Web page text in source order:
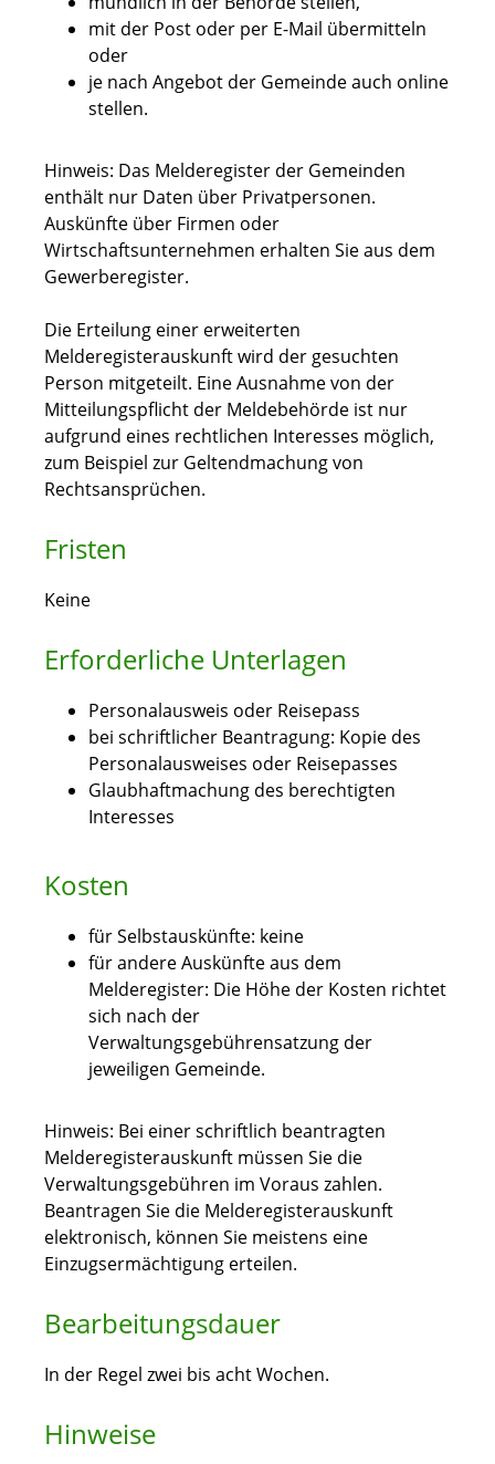
mit der Post oder per E-Mail übermitteln
oder
je nach Angebot der Gemeinde auch online
stellen.
Hinweis: Das Melderegister der Gemeinden
enthält nur Daten über Privatpersonen.
Auskünfte über Firmen oder
Wirtschaftsunternehmen erhalten Sie aus dem
Gewerberegister.
Die Erteilung einer erweiterten
Melderegisterauskunft wird der gesuchten
Person mitgeteilt. Eine Ausnahme von der
Mitteilungspflicht der Meldebehörde ist nur
aufgrund eines rechtlichen Interesses möglich,
zum Beispiel zur Geltendmachung von
Rechtsansprüchen.
Fristen
Keine
Erforderliche Unterlagen
Personalausweis oder Reisepass
bei schriftlicher Beantragung: Kopie des
Personalausweises oder Reisepasses
Glaubhaftmachung des berechtigten
Interesses
Kosten
für Selbstauskünfte: keine
für andere Auskünfte aus dem
Melderegister: Die Höhe der Kosten richtet
sich nach der
Verwaltungsgebührensatzung der
jeweiligen Gemeinde.
Hinweis: Bei einer schriftlich beantragten
Melderegisterauskunft müssen Sie die
Verwaltungsgebühren im Voraus zahlen.
Beantragen Sie die Melderegisterauskunft
elektronisch, können Sie meistens eine
Einzugsermächtigung erteilen.
Bearbeitungsdauer
In der Regel zwei bis acht Wochen.
Hinweise